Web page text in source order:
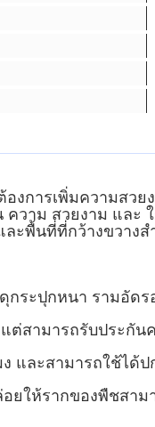
งการเพิ่มความสว
วาม สวยงาม แล
พื้นที่ที่กว้างขวาง
กระปุกหนา รามอัด
ต่สามารถรับประกั
และสามารถใช้ได้
ให้รากของพืชสาม